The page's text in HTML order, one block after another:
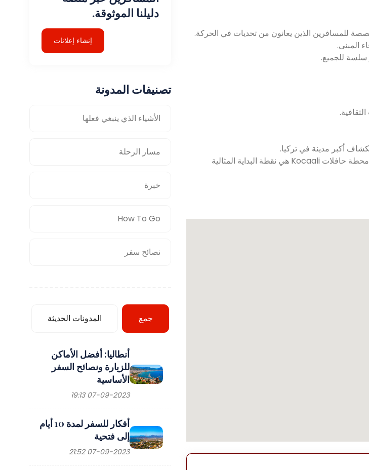
للمسافرين الذين يعانون من تحديات في الحركة.
المبنى.
سلسة للجميع.
أكبر مدينة في تركيا.
سواء كنت متجهًا إلى الشاطئ، أو تستكشف الطبيعة، أو تتعمق في الثقافة المحلية، فإن محطة حافلات Kocaali هي نقطة البداية المثالية
دليلنا الموثوقة.
إنشاء إعلانات
تصنيفات المدونة
الأشياء الذي ينبغي فعلها
مسار الرحلة
خبرة
How To Go
نصائح سفر
جمع المدونات الحديثة
أنطاليا: أفضل الأماكن
للزيارة ونصائح السفر
الأساسية
07-09-2023 19:13
أفكار للسفر لمدة 10 أيام
إلى فتحية
07-09-2023 21:52